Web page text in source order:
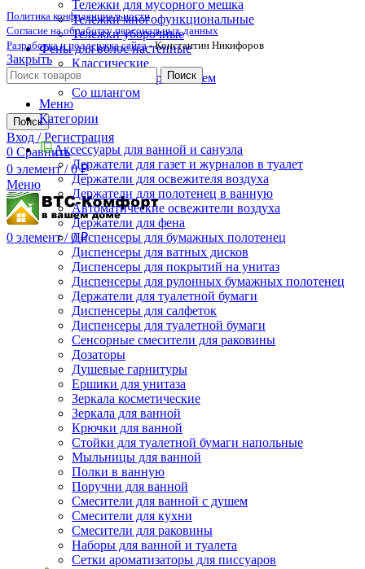
Тележки для мусорного мешка
Тележки многофункциональные
Тележки уборочные
Фены для волос настенные
Классические
С настенным креплением
Со шлангом
Поиск
Вход / Регистрация
0 Сравнить
0 элемент / 0₽
Меню
0 элемент / 0₽
Политика конфиденциальности
Согласие на обработку персональных данных
Разработка и поддержка сайта- Константин Никифоров
Закрыть
Поиск
Меню
Категории
Аксессуары для ванной и санузла
Держатели для газет и журналов в туалет
Держатели для освежителя воздуха
Держатели для полотенец в ванную
Автоматические освежители воздуха
Держатели для фена
Диспенсеры для бумажных полотенец
Диспенсеры для ватных дисков
Диспенсеры для покрытий на унитаз
Диспенсеры для рулонных бумажных полотенец
Держатели для туалетной бумаги
Диспенсеры для салфеток
Диспенсеры для туалетной бумаги
Сенсорные смесители для раковины
Дозаторы
Душевые гарнитуры
Ершики для унитаза
Зеркала косметические
Зеркала для ванной
Крючки для ванной
Стойки для туалетной бумаги напольные
Мыльницы для ванной
Полки в ванную
Поручни для ванной
Смесители для ванной с душем
Смесители для кухни
Смесители для раковины
Наборы для ванной и туалета
Сетки ароматизаторы для писсуаров